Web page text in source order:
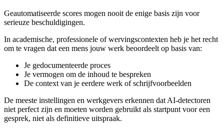
Geautomatiseerde scores mogen nooit de enige basis zijn voor
serieuze beschuldigingen.
In academische, professionele of wervingscontexten heb je het recht
om te vragen dat een mens jouw werk beoordeelt op basis van:
Je gedocumenteerde proces
Je vermogen om de inhoud te bespreken
De context van je eerdere werk of schrijfvoorbeelden
De meeste instellingen en werkgevers erkennen dat AI-detectoren
niet perfect zijn en moeten worden gebruikt als startpunt voor een
gesprek, niet als definitieve uitspraak.